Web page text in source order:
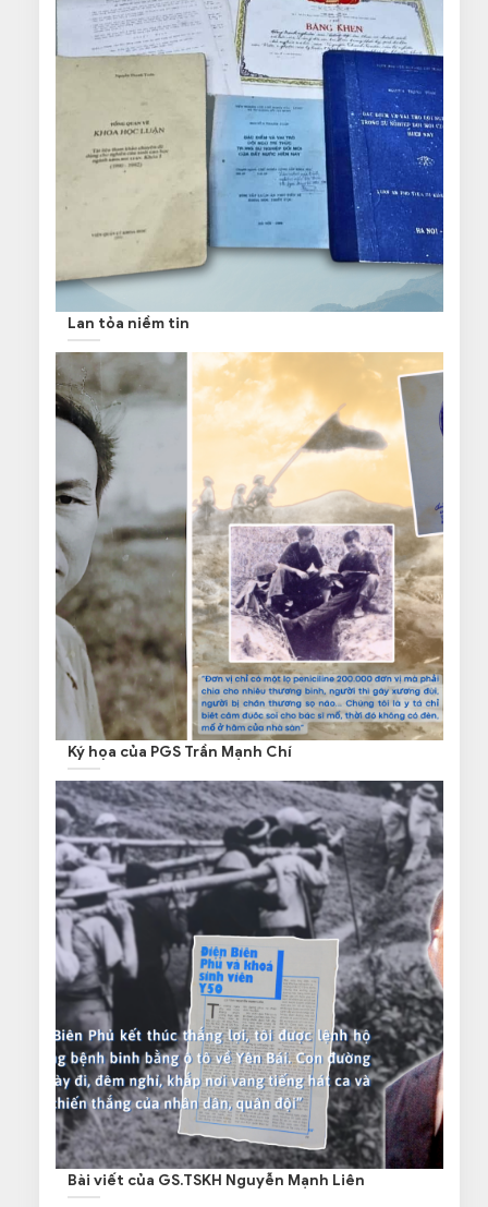
Lan tỏa niềm tin
Ký họa của PGS Trần Mạnh Chí
Bài viết của GS.TSKH Nguyễn Mạnh Liên